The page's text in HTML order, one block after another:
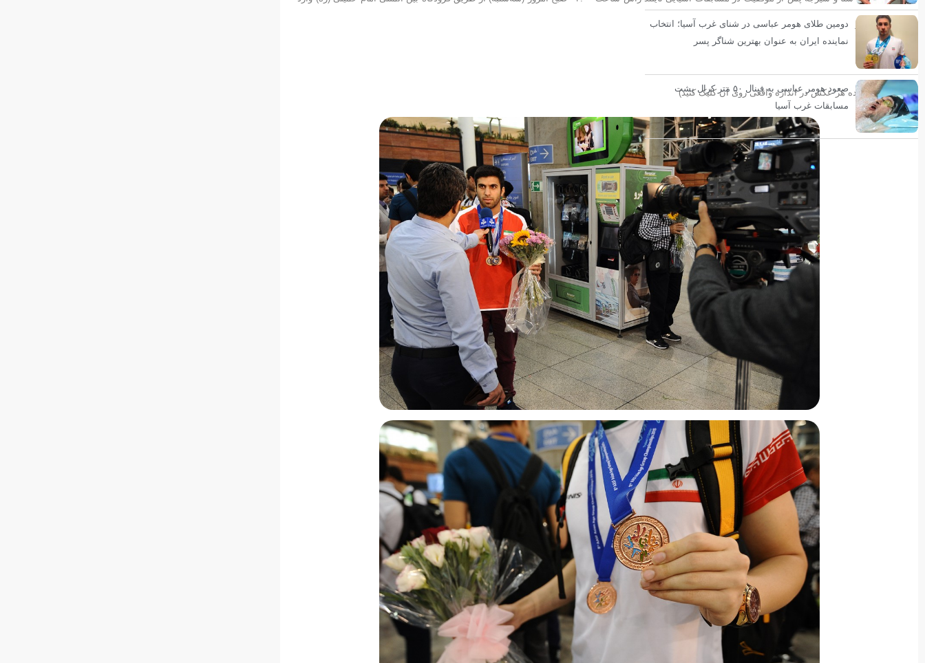
کشور شدند.
(برای مشاهده هر عکس در اندازه واقعی روی آن کلیک کنید)
دومین طلای هومر عباسی در شنای غرب آسیا؛ انتخاب
نماینده ایران به عنوان بهترین شناگر پسر
صعود هومر عباسی به فینال ۵۰ متر کرال پشت
مسابقات غرب آسیا